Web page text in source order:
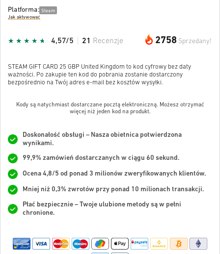
Platforma: Steam
Jak aktywować
2758 Sprzedany!
4,57/5 21 Recenzje
STEAM GIFT CARD 25 GBP United Kingdom to kod cyfrowy bez daty
ważności. Po zakupie ten kod do pobrania zostanie dostarczony
bezpośrednio na Twój adres e-mail bez kosztów wysyłki.
Kody są natychmiast dostarczane pocztą elektroniczną. Możesz otrzymać
więcej niż jeden kod na produkt.
Doskonałość obsługi – Nasza obietnica potwierdzona
wynikami.
99,9% zamówień dostarczanych w ciągu 60 sekund.
Ocena 4,8/5 od ponad 3 milionów zweryfikowanych klientów.
Mniej niż 0,3% zwrotów przy ponad 10 milionach transakcji.
Płać bezpiecznie – Twoje ulubione metody są w pełni
chronione.